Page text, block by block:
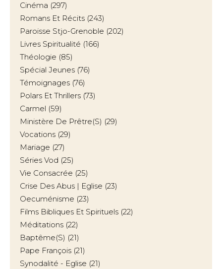
Cinéma (297)
Romans Et Récits (243)
Paroisse Stjo-Grenoble (202)
Livres Spiritualité (166)
Théologie (85)
Spécial Jeunes (76)
Témoignages (76)
Polars Et Thrillers (73)
Carmel (59)
Ministère De Prêtre(s) (29)
Vocations (29)
Mariage (27)
Séries Vod (25)
Vie Consacrée (25)
Crise Des Abus | Eglise (23)
Oecuménisme (23)
Films Bibliques Et Spirituels (22)
Méditations (22)
Baptême(s) (21)
Pape François (21)
Synodalité - Eglise (21)